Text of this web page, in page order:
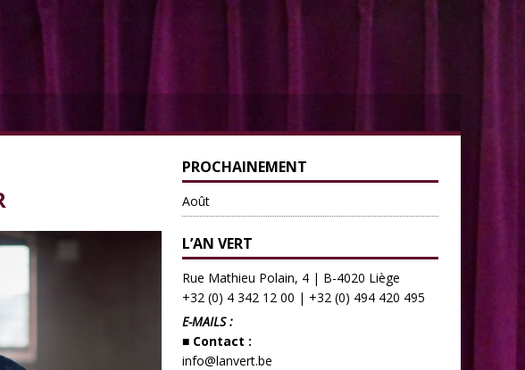
PROCHAINEMENT
Août
L’AN VERT
Rue Mathieu Polain, 4 | B-4020 Liège
+32 (0) 4 342 12 00 | +32 (0) 494 420 495
E-MAILS :
■ Contact :
info@lanvert.be